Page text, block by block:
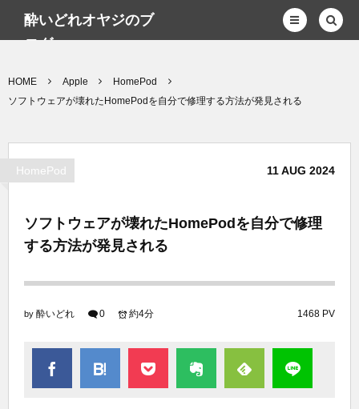
酔いどれオヤジのブ
ログwp
HOME Apple
HomePod
ソフトウェアが壊れたHomePodを自分で修理する方法が発見される
HomePod 11AUG 2024
ソフトウェアが壊れたHomePodを自分で修理
する方法が発見される
by 酔いどれ 0 1468 PV
約4分